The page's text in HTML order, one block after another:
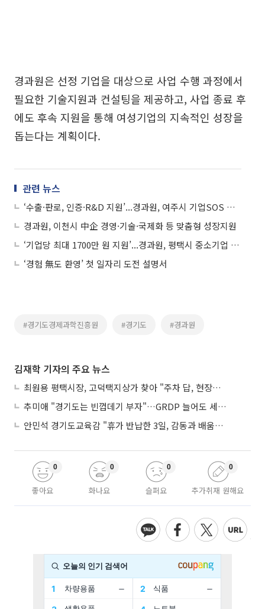
경과원은 선정 기업을 대상으로 사업 수행 과정에서
필요한 기술지원과 컨설팅을 제공하고, 사업 종료 후
에도 후속 지원을 통해 여성기업의 지속적인 성장을
돕는다는 계획이다.
관련 뉴스
‘수출·판로, 인증·R&D 지원’...경과원, 여주시 기업SOS 현장클리닉 참여기업 모집
경과원, 이천시 中企 경영·기술·국제화 등 맞춤형 성장지원
‘기업당 최대 1700만 원 지원’...경과원, 평택시 중소기업 상생협력사업 모집
‘경험 無도 환영’ 첫 일자리 도전 설명서
#경기도경제과학진흥원 #경기도 #경과원
김재학 기자의 주요 뉴스
최원용 평택시장, 고덕택지상가 찾아 "주차 답, 현장에 있다"
추미애 "경기도는 빈껍데기 부자"…GRDP 늘어도 세입은 그대로
안민석 경기도교육감 "휴가 반납한 3일, 감동과 배움이었다"
좋아요
0
화나요
0
슬퍼요
0
추가취재 원해요
0